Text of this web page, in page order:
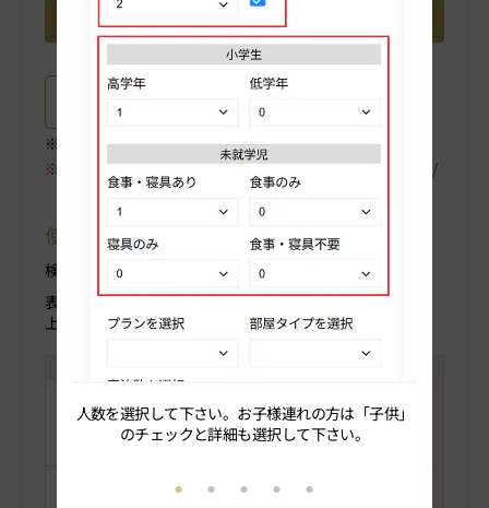
人数を選択して下さい。お子様連れの方は「子供」
のチェックと詳細も選択して下さい。
ご選択中のプラン詳細がご確認いただけます。
空室が表示されない場合は、〈翌月〉や〈プラン/人数/
部屋タイプ〉を変更してください。
使用方法について
検索条件を変更する場合部屋人数より変更ください。
表示料金(税込)
上段：人数合計